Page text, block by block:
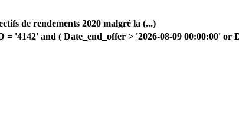
de rendements 2020 malgré la (...)
and ( Date_end_offer > '2026-08-09 00:00:00' or